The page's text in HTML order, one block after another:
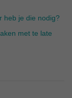
heb je die nodig?
met te late